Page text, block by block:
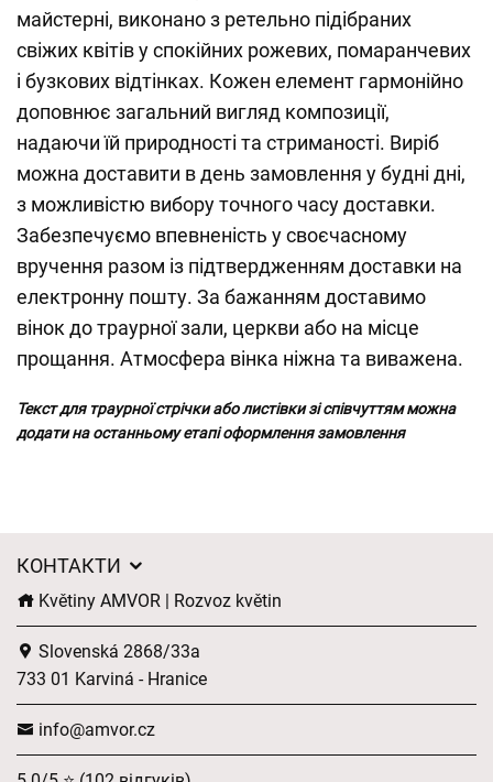
майстерні, виконано з ретельно підібраних
свіжих квітів у спокійних рожевих, помаранчевих
і бузкових відтінках. Кожен елемент гармонійно
доповнює загальний вигляд композиції,
надаючи їй природності та стриманості. Виріб
можна доставити в день замовлення у будні дні,
з можливістю вибору точного часу доставки.
Забезпечуємо впевненість у своєчасному
вручення разом із підтвердженням доставки на
електронну пошту. За бажанням доставимо
вінок до траурної зали, церкви або на місце
прощання. Атмосфера вінка ніжна та виважена.
Текст для траурної стрічки або листівки зі співчуттям можна
додати на останньому етапі оформлення замовлення
КОНТАКТИ
Květiny AMVOR | Rozvoz květin
Slovenská 2868/33a
733 01 Karviná - Hranice
info@amvor.cz